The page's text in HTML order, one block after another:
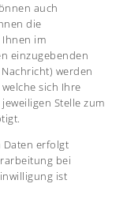
auch
die
im
einzugebenden
werden
sich Ihre
Stelle zum
Daten erfolgt
bei
ist